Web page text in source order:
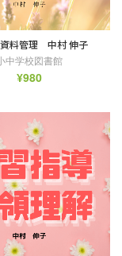
料管理 中村 伸子
中学校図書館
¥980